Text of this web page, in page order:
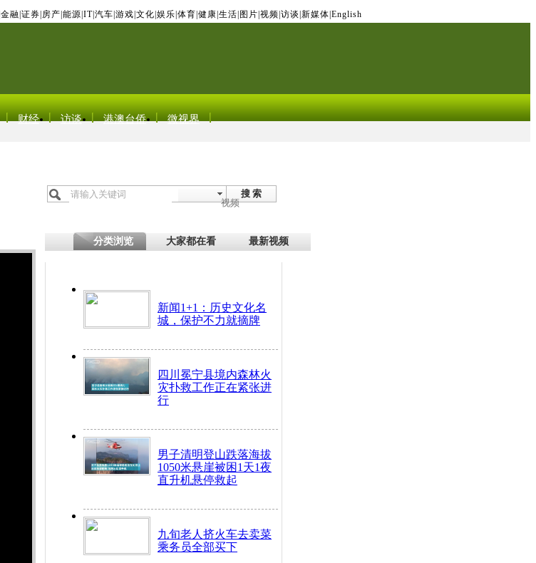
金融 证券 房产 能源 IT| 汽车 游戏 文化 娱乐 体育 健康 生活 图片 视频 访谈 新媒体 English
财经 访谈 港澳台侨 微视界
搜 索
视频
分类浏览 大家都在看 最新视频
新闻1+1：历史文化名
城，保护不力就摘牌
四川冕宁县境内森林火
灾扑救工作正在紧张进
行
男子清明登山跌落海拔
1050米悬崖被困1天1夜
直升机悬停救起
九旬老人挤火车去卖菜
乘务员全部买下